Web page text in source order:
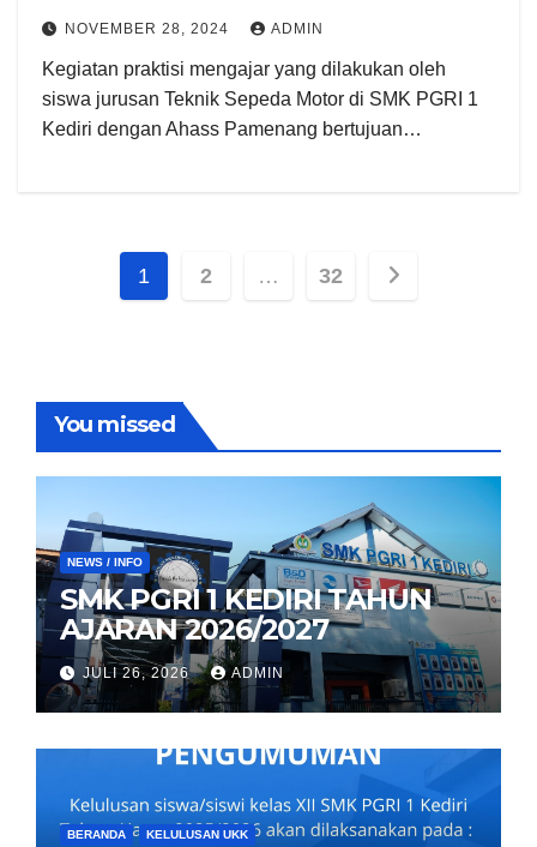
NOVEMBER 28, 2024 ADMIN
Kegiatan praktisi mengajar yang dilakukan oleh
siswa jurusan Teknik Sepeda Motor di SMK PGRI 1
Kediri dengan Ahass Pamenang bertujuan…
Paginasi
1 2 … 32
You missed
NEWS / INFO
SMK PGRI 1 KEDIRI TAHUN
AJARAN 2026/2027
JULI 26, 2026 ADMIN
BERANDA KELULUSAN UKK